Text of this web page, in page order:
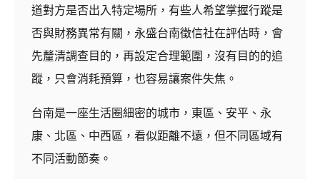
道對方是否出入特定場所，有些人希望掌握行蹤是
否與財務異常有關，永盛台南徵信社在評估時，會
先釐清調查目的，再設定合理範圍，沒有目的的追
蹤，只會消耗預算，也容易讓案件失焦。
台南是一座生活圈細密的城市，東區、安平、永
康、北區、中西區，看似距離不遠，但不同區域有
不同活動節奏。